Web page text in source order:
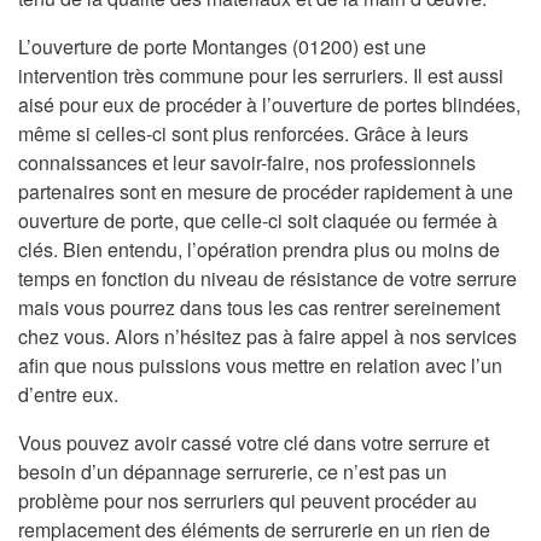
L’ouverture de porte Montanges (01200) est une
intervention très commune pour les serruriers. Il est aussi
aisé pour eux de procéder à l’ouverture de portes blindées,
même si celles-ci sont plus renforcées. Grâce à leurs
connaissances et leur savoir-faire, nos professionnels
partenaires sont en mesure de procéder rapidement à une
ouverture de porte, que celle-ci soit claquée ou fermée à
clés. Bien entendu, l’opération prendra plus ou moins de
temps en fonction du niveau de résistance de votre serrure
mais vous pourrez dans tous les cas rentrer sereinement
chez vous. Alors n’hésitez pas à faire appel à nos services
afin que nous puissions vous mettre en relation avec l’un
d’entre eux.
Vous pouvez avoir cassé votre clé dans votre serrure et
besoin d’un dépannage serrurerie, ce n’est pas un
problème pour nos serruriers qui peuvent procéder au
remplacement des éléments de serrurerie en un rien de